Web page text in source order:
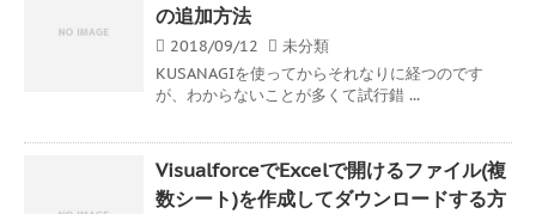
の追加方法
2018/09/12
未分類
KUSANAGIを使ってからそれなりに経つのです
が、わからないことが多くて試行錯 ...
VisualforceでExcelで開けるファイル(複
数シート)を作成してダウンロードする方